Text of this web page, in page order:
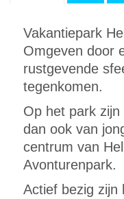
Vakantiepark
Omgeven door
rustgevende
tegenkomen.
Op het park
dan ook van
centrum van
Avonturenpark.
Actief bezig zijn